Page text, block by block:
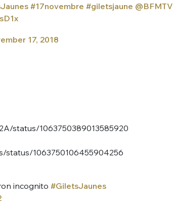
#17novembre #giletsjaune @BFMTV
17, 2018
status/1063750389013585920
status/1063750106455904256
incognito #GiletsJaunes